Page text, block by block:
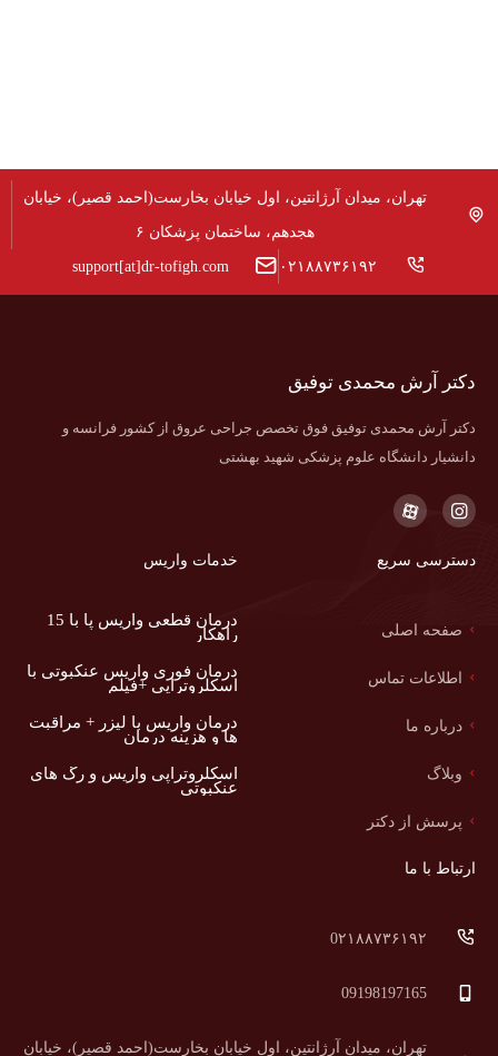
تهران، میدان آرژانتین، اول خیابان بخارست(احمد قصیر)، خیابان
هجدهم، ساختمان پزشکان ۶
۰۲۱۸۸۷۳۶۱۹۲ support[at]dr-tofigh.com
دکتر آرش محمدی توفیق
دکتر آرش محمدی توفیق فوق تخصص جراحی عروق از کشور فرانسه و
دانشیار دانشگاه علوم پزشکی شهید بهشتی
دسترسی سریع
صفحه اصلی
اطلاعات تماس
درباره ما
وبلاگ
پرسش از دکتر
خدمات واریس
درمان قطعی واریس پا با 15
راهکار
درمان فوری واریس عنکبوتی با
اسکلروتراپی +فیلم
درمان واریس با لیزر + مراقبت
ها و هزینه درمان
اسکلروتراپی واریس و رگ های
عنکبوتی
ارتباط با ما
0۲۱۸۸۷۳۶۱۹۲
09198197165
تهران، میدان آرژانتین، اول خیابان بخارست(احمد قصیر)، خیابان